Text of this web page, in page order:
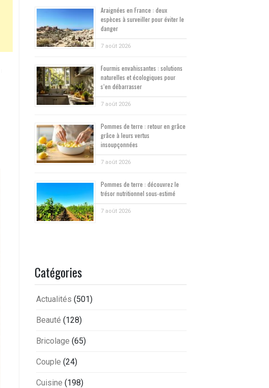
Araignées en France : deux
espèces à surveiller pour éviter le
danger
7 août 2026
Fourmis envahissantes : solutions
naturelles et écologiques pour
s’en débarrasser
7 août 2026
Pommes de terre : retour en grâce
grâce à leurs vertus
insoupçonnées
7 août 2026
Pommes de terre : découvrez le
trésor nutritionnel sous-estimé
7 août 2026
Catégories
Actualités (501)
Beauté (128)
Bricolage (65)
Couple (24)
Cuisine (198)